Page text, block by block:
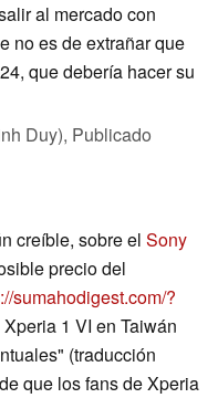
al mercado con
no es de extrañar que
que debería hacer su
Duy), Publicado
creíble, sobre el Sony
precio del
sumahodigest.com/?
1 VI en Taiwán
(traducción
que los fans de Xperia